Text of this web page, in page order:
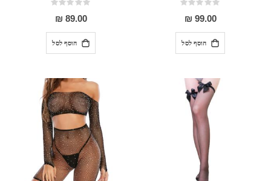
Rating:
0%
99.00 ₪
הוסף לסל
Rating:
0%
89.00 ₪
הוסף לסל